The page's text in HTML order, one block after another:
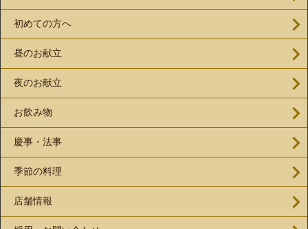
初めての方へ
昼のお献立
夜のお献立
お飲み物
慶事・法事
季節の料理
店舗情報